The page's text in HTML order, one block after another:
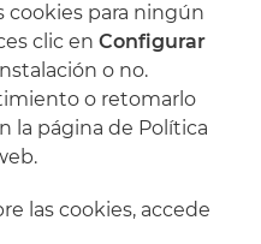
cookies para ningún
clic en Configurar
o no.
o retomarlo
la página de Política
las cookies, accede